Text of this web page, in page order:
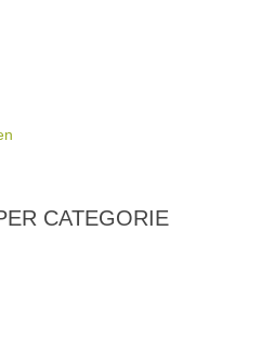
CATEGORIE